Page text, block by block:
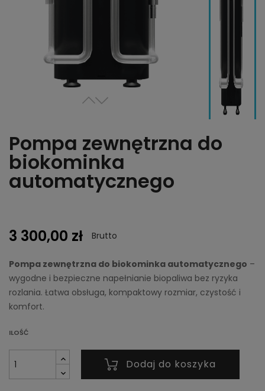
Pompa zewnętrzna do
biokominka
automatycznego
3 300,00 zł Brutto
Pompa zewnętrzna do biokominka automatycznego –
wygodne i bezpieczne napełnianie biopaliwa bez ryzyka
rozlania. Łatwa obsługa, kompaktowy rozmiar, czystość i
komfort.
ILOŚĆ
Dodaj do koszyka